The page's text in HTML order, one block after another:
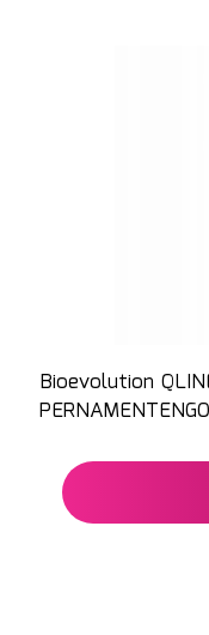
Bioevolution